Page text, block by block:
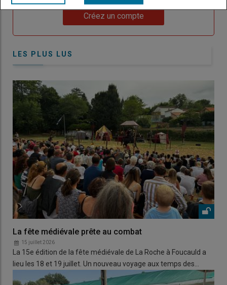
Lien Créez un compte
LES PLUS LUS
La fête médiévale prête au combat
15 juillet 2026
La 15e édition de la fête médiévale de La Roche à Foucauld a
lieu les 18 et 19 juillet. Un nouveau voyage aux temps des…